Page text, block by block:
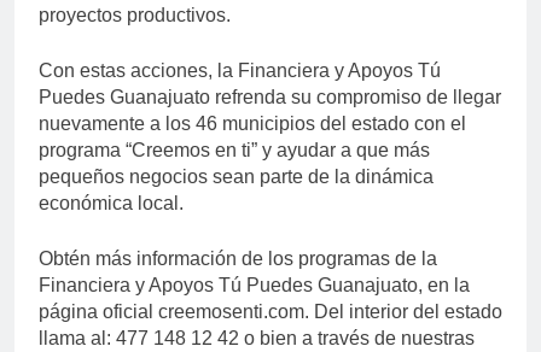
proyectos productivos.
Con estas acciones, la Financiera y Apoyos Tú
Puedes Guanajuato refrenda su compromiso de llegar
nuevamente a los 46 municipios del estado con el
programa “Creemos en ti” y ayudar a que más
pequeños negocios sean parte de la dinámica
económica local.
Obtén más información de los programas de la
Financiera y Apoyos Tú Puedes Guanajuato, en la
página oficial creemosenti.com. Del interior del estado
llama al: 477 148 12 42 o bien a través de nuestras